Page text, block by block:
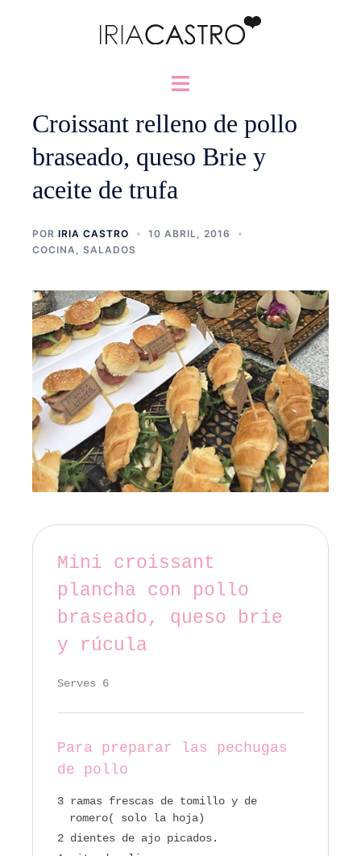
Alternar
Croissant relleno de pollo
braseado, queso Brie y
aceite de trufa
POR IRIA CASTRO
10 ABRIL, 2016
COCINA
SALADOS
Mini croissant
plancha con pollo
braseado, queso brie
y rúcula
Serves 6
Para preparar las pechugas
de pollo
3 ramas frescas de tomillo y de
romero( solo la hoja)
2 dientes de ajo picados.